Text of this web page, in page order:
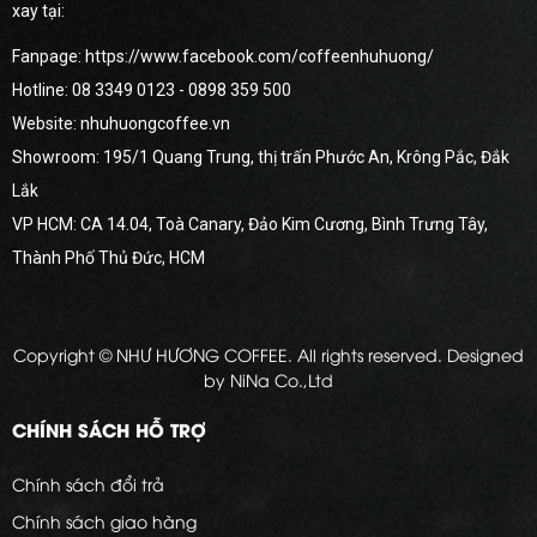
xay tại:
Fanpage: https://www.facebook.com/coffeenhuhuong/
Hotline: 08 3349 0123 - 0898 359 500
Website: nhuhuongcoffee.vn
Showroom: 195/1 Quang Trung, thị trấn Phước An, Krông Pắc, Đắk
Lắk
VP HCM: CA 14.04, Toà Canary, Đảo Kim Cương, Bình Trưng Tây,
Thành Phố Thủ Đức, HCM
Copyright © NHƯ HƯƠNG COFFEE. All rights reserved. Designed
by NiNa Co.,Ltd
CHÍNH SÁCH HỖ TRỢ
Chính sách đổi trả
Chính sách giao hàng